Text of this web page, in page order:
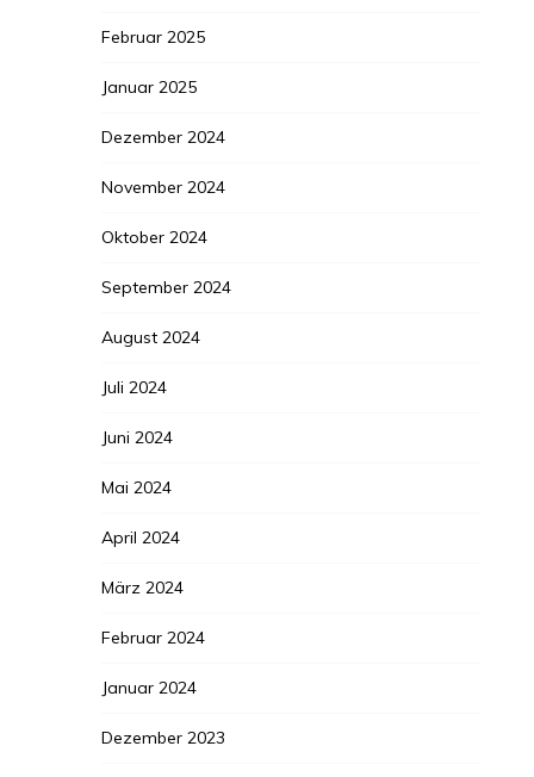
Februar 2025
Januar 2025
Dezember 2024
November 2024
Oktober 2024
September 2024
August 2024
Juli 2024
Juni 2024
Mai 2024
April 2024
März 2024
Februar 2024
Januar 2024
Dezember 2023